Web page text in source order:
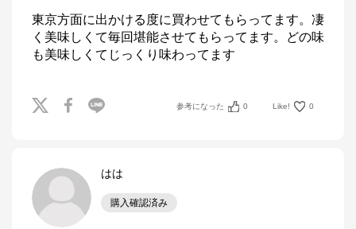
東京方面に出かける度に買わせてもらってます。凄
く美味しくて毎回堪能させてもらってます。どの味
も美味しくてじっくり味わってます
参考になった 0 Like! 0
はは
購入確認済み